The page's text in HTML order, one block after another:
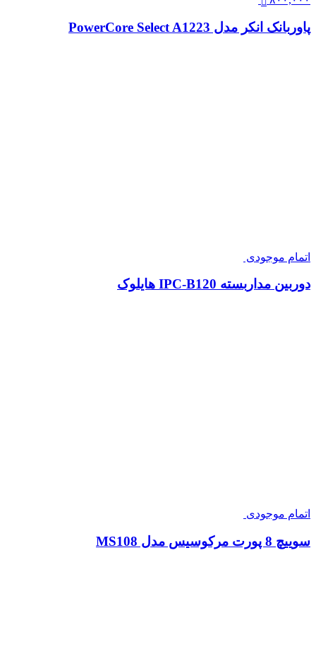
پاوربانک انکر مدل PowerCore Select A1223
اتمام موجودی
دوربین مداربسته IPC-B120 هایلوک
اتمام موجودی
سوییچ 8 پورت مرکوسیس مدل MS108